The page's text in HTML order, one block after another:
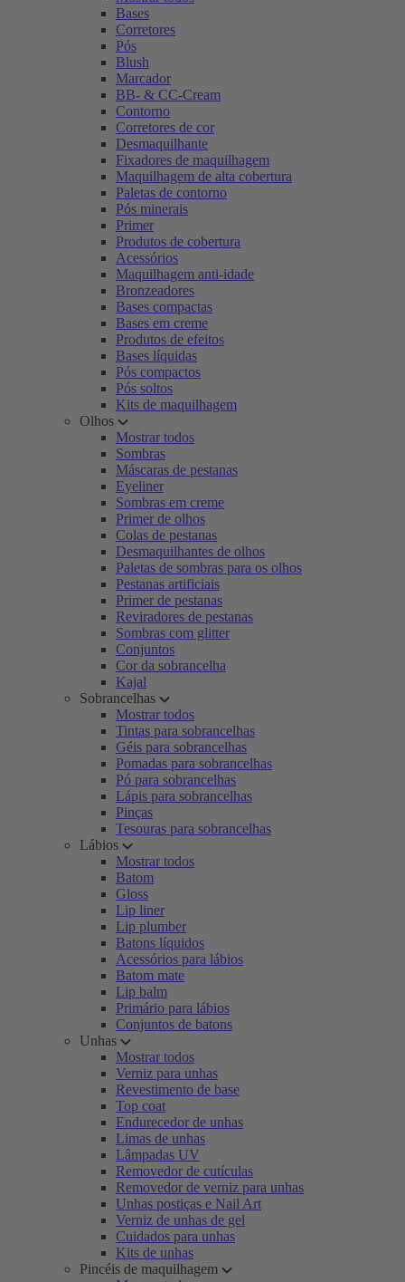
Bases
Corretores
Pós
Blush
Marcador
BB- & CC-Cream
Contorno
Corretores de cor
Desmaquilhante
Fixadores de maquilhagem
Maquilhagem de alta cobertura
Paletas de contorno
Pós minerais
Primer
Produtos de cobertura
Acessórios
Maquilhagem anti-idade
Bronzeadores
Bases compactas
Bases em creme
Produtos de efeitos
Bases líquidas
Pós compactos
Pós soltos
Kits de maquilhagem
Olhos
Mostrar todos
Sombras
Máscaras de pestanas
Eyeliner
Sombras em creme
Primer de olhos
Colas de pestanas
Desmaquilhantes de olhos
Paletas de sombras para os olhos
Pestanas artificiais
Primer de pestanas
Reviradores de pestanas
Sombras com glitter
Conjuntos
Cor da sobrancelha
Kajal
Sobrancelhas
Mostrar todos
Tintas para sobrancelhas
Géis para sobrancelhas
Pomadas para sobrancelhas
Pó para sobrancelhas
Lápis para sobrancelhas
Pinças
Tesouras para sobrancelhas
Lábios
Mostrar todos
Batom
Gloss
Lip liner
Lip plumber
Batons líquidos
Acessórios para lábios
Batom mate
Lip balm
Primário para lábios
Conjuntos de batons
Unhas
Mostrar todos
Verniz para unhas
Revestimento de base
Top coat
Endurecedor de unhas
Limas de unhas
Lâmpadas UV
Removedor de cutículas
Removedor de verniz para unhas
Unhas postiças e Nail Art
Verniz de unhas de gel
Cuidados para unhas
Kits de unhas
Pincéis de maquilhagem